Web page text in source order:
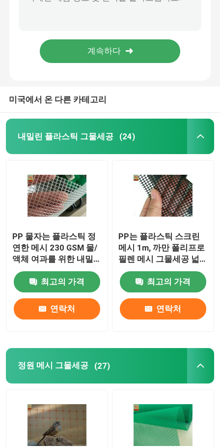
산업 플라스틱 그물세공
플라스틱 가금 그물세공
환경 & 부식 통제
미국에서 온 다른 카테고리
내밀린 플라스틱 그물세공 (24)
PP 물자는 플라스틱 정
연한 메시 230 GSM 물/
액체 여과를 위한 내밀
었습니다
최고의 가격
연락처
PP는 플라스틱 스크린
메시 1m, 까만 폴리프로
필렌 메시 그물세공 넓
게 내밀었습니다
최고의 가격
연락처
정원 메시 그물세공 (27)